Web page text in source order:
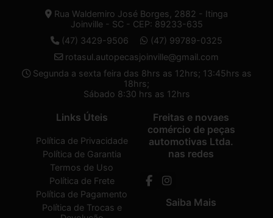
Rua Waldemiro José Borges, 2882 - Itinga
Joinville - SC - CEP: 89233-635
(47) 3429-9506
(47) 99789-0325
rotasul.autopecasjoinville@gmail.com
Segunda a sexta feira das 8hrs as 12hrs; 13:45hrs as
18hrs;
Sábado 8:30 hrs as 12hrs
Links Úteis
Política de Privacidade
Política de Garantia
Termos de Uso
Política de Frete
Política de Pagamento
Política de Trocas e
Freitas e novaes
comércio de peças
automotivas Ltda.
nas redes
Saiba Mais